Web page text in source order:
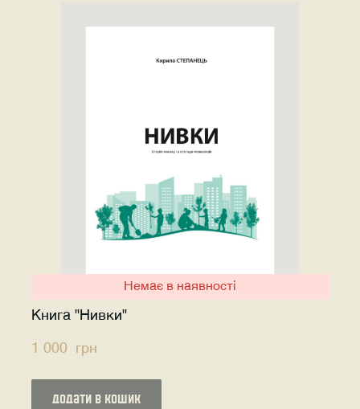
Немає в наявності
Книга "Нивки"
1 000  грн
додати в кошик